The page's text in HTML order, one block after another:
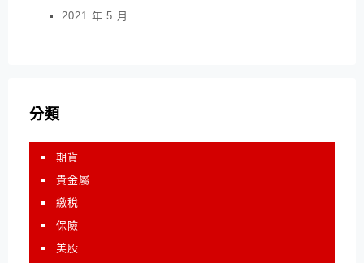
2021 年 5 月
分類
期貨
貴金屬
繳稅
保險
美股